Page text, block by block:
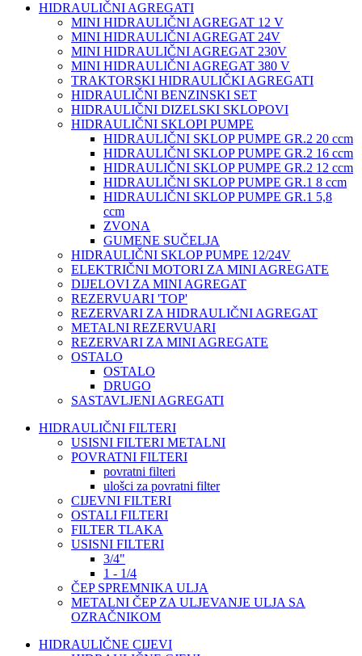
HIDRAULIČNI AGREGATI
MINI HIDRAULIČNI AGREGAT 12 V
MINI HIDRAULIČNI AGREGAT 24V
MINI HIDRAULIČNI AGREGAT 230V
MINI HIDRAULIČNI AGREGAT 380 V
TRAKTORSKI HIDRAULIČKI AGREGATI
HIDRAULIČNI BENZINSKI SET
HIDRAULIČNI DIZELSKI SKLOPOVI
HIDRAULIČNI SKLOPI PUMPE
HIDRAULIČNI SKLOP PUMPE GR.2 20 ccm
HIDRAULIČNI SKLOP PUMPE GR.2 16 ccm
HIDRAULIČNI SKLOP PUMPE GR.2 12 ccm
HIDRAULIČNI SKLOP PUMPE GR.1 8 ccm
HIDRAULIČNI SKLOP PUMPE GR.1 5,8
ccm
ZVONA
GUMENE SUČELJA
HIDRAULIČNI SKLOP PUMPE 12/24V
ELEKTRIČNI MOTORI ZA MINI AGREGATE
DIJELOVI ZA MINI AGREGAT
REZERVUARI 'TOP'
REZERVARI ZA HIDRAULIČNI AGREGAT
METALNI REZERVUARI
REZERVARI ZA MINI AGREGATE
OSTALO
OSTALO
DRUGO
SASTAVLJENI AGREGATI
HIDRAULIČNI FILTERI
USISNI FILTERI METALNI
POVRATNI FILTERI
povratni filteri
ulošci za povratni filter
CIJEVNI FILTERI
OSTALI FILTERI
FILTER TLAKA
USISNI FILTERI
3/4"
1 - 1/4
ČEP SPREMNIKA ULJA
METALNI ČEP ZA ULJEVANJE ULJA SA
OZRAČNIKOM
HIDRAULIČNE CIJEVI